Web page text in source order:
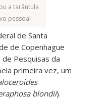
a tarântula
pessoal
de Santa
de Copenhague
Pesquisas da
primeira vez, um
blondii).